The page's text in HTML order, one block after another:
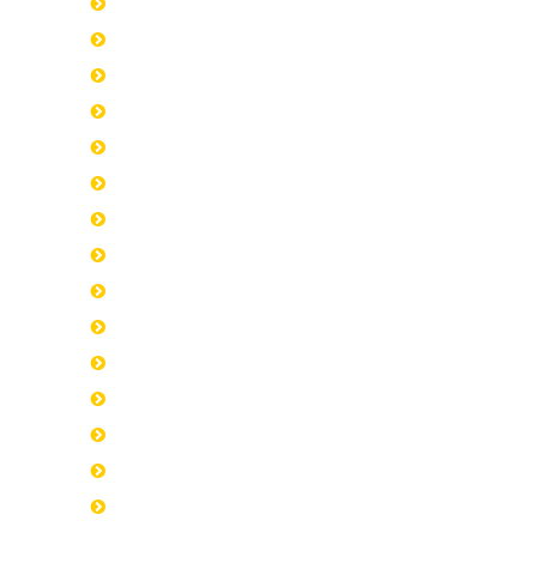
ホームインスペクションとは
“住宅デューデリジェンス”のすすめ
なぜ住宅診断が必要か
住宅診断業者の選び方
住宅診断のタイミング
住宅診断申込時の用意
住宅診断費用の相場
診断以前の予備知識
物件選定のポイント
住宅診断お役立ちサイト集
運営会社
利用規約
プライバシーポリシー
サイトマップ
お問合せ